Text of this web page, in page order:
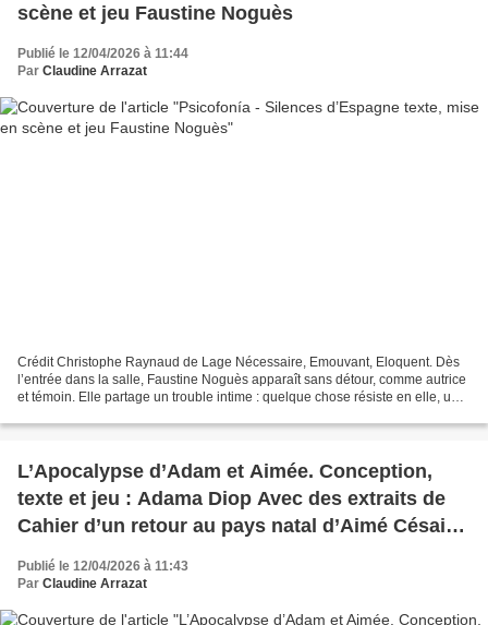
scène et jeu Faustine Noguès
Publié le 12/04/2026 à 11:44
Par Claudine Arrazat
Crédit Christophe Raynaud de Lage Nécessaire, Emouvant, Eloquent. Dès
l’entrée dans la salle, Faustine Noguès apparaît sans détour, comme autrice
et témoin. Elle partage un trouble intime : quelque chose résiste en elle, un
L’Apocalypse d’Adam et Aimée. Conception,
texte et jeu : Adama Diop Avec des extraits de
Cahier d’un retour au pays natal d’Aimé Césaire
(éditions Présence Africaine)
Publié le 12/04/2026 à 11:43
Par Claudine Arrazat